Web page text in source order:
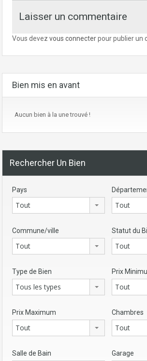
Laisser un commentaire
Vous devez vous connecterpour publier un
Bien mis en avant
Aucun bien à la une trouvé !
Rechercher Un Bien
Pays
Tout Tout
Commune/ville
Tout
Statut du
Tout
Type de Bien
Tous les types
Prix
Tout
Prix Maximum
Tout
Chambres
Tout
Salle de Bain Garage